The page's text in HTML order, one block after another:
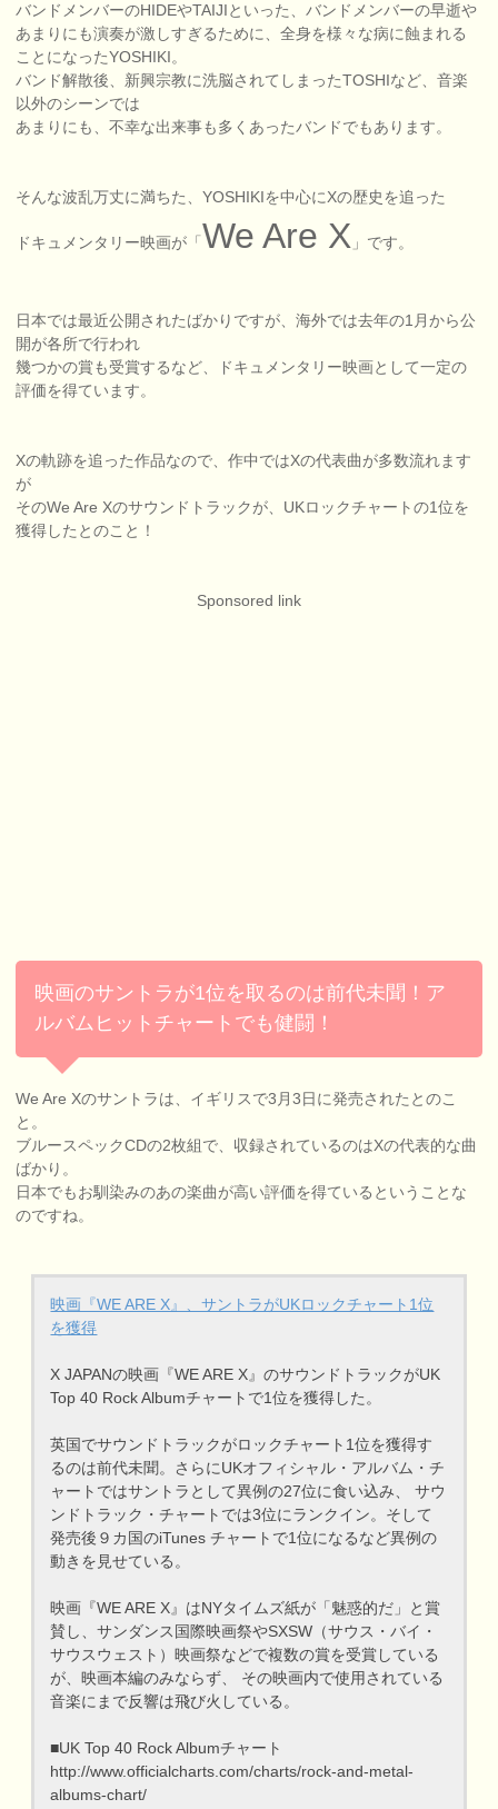
バンドメンバーのHIDEやTAIJIといった、バンドメンバーの早逝や
あまりにも演奏が激しすぎるために、全身を様々な病に蝕まれる
ことになったYOSHIKI。
バンド解散後、新興宗教に洗脳されてしまったTOSHIなど、音楽
以外のシーンでは
あまりにも、不幸な出来事も多くあったバンドでもあります。
そんな波乱万丈に満ちた、YOSHIKIを中心にXの歴史を追った
ドキュメンタリー映画が「 We Are X 」です。
日本では最近公開されたばかりですが、海外では去年の1月から公
開が各所で行われ
幾つかの賞も受賞するなど、ドキュメンタリー映画として一定の
評価を得ています。
Xの軌跡を追った作品なので、作中ではXの代表曲が多数流れます
が
そのWe Are Xのサウンドトラックが、UKロックチャートの1位を
獲得したとのこと！
Sponsored link
映画のサントラが1位を取るのは前代未聞！ア
ルバムヒットチャートでも健闘！
We Are Xのサントラは、イギリスで3月3日に発売されたとのこ
と。
ブルースペックCDの2枚組で、収録されているのはXの代表的な曲
ばかり。
日本でもお馴染みのあの楽曲が高い評価を得ているということな
のですね。
映画『WE ARE X』、サントラがUKロックチャート1位
を獲得
X JAPANの映画『WE ARE X』のサウンドトラックがUK
Top 40 Rock Albumチャートで1位を獲得した。
英国でサウンドトラックがロックチャート1位を獲得す
るのは前代未聞。さらにUKオフィシャル・アルバム・チ
ャートではサントラとして異例の27位に食い込み、 サウ
ンドトラック・チャートでは3位にランクイン。そして
発売後９カ国のiTunes チャートで1位になるなど異例の
動きを見せている。
映画『WE ARE X』はNYタイムズ紙が「魅惑的だ」と賞
賛し、サンダンス国際映画祭やSXSW（サウス・バイ・
サウスウェスト）映画祭などで複数の賞を受賞している
が、映画本編のみならず、 その映画内で使用されている
音楽にまで反響は飛び火している。
■UK Top 40 Rock Albumチャート
http://www.officialcharts.com/charts/rock-and-metal-
albums-chart/